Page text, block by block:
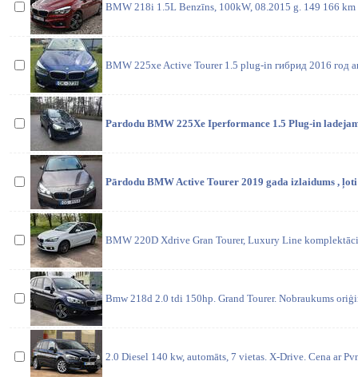
BMW 218i 1.5L Benzīns, 100kW, 08.2015 g. 149 166 km
BMW 225xe Active Tourer 1.5 plug-in гибрид 2016 год
Pardodu BMW 225Xe Iperformance 1.5 Plug-in
Pārdodu BMW Active Tourer 2019 gada izlaidums ,
BMW 220D Xdrive Gran Tourer, Luxury Line
Bmw 218d 2.0 tdi 150hp. Grand Tourer. Nobraukums
2.0 Diesel 140 kw, automāts, 7 vietas. X-Drive. Cena ar